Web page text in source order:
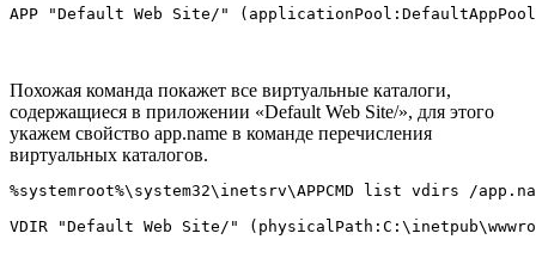
Похожая команда покажет все виртуальные каталоги,
содержащиеся в приложении «Default Web Site/», для этого
укажем свойство app.name в команде перечисления
виртуальных каталогов.
%systemroot%\system32\inetsrv\APPCMD list vdirs /